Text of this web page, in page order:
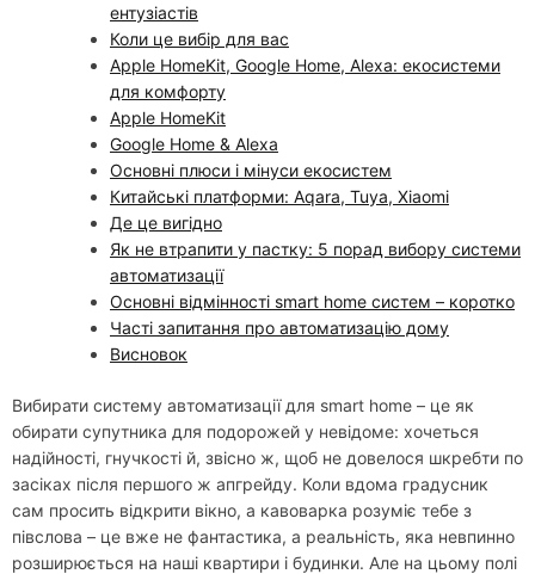
ентузіастів
Коли це вибір для вас
Apple HomeKit, Google Home, Alexa: екосистеми
для комфорту
Apple HomeKit
Google Home & Alexa
Основні плюси і мінуси екосистем
Китайські платформи: Aqara, Tuya, Xiaomi
Де це вигідно
Як не втрапити у пастку: 5 порад вибору системи
автоматизації
Основні відмінності smart home систем – коротко
Часті запитання про автоматизацію дому
Висновок
Вибирати систему автоматизації для smart home – це як
обирати супутника для подорожей у невідоме: хочеться
надійності, гнучкості й, звісно ж, щоб не довелося шкребти по
засіках після першого ж апгрейду. Коли вдома градусник
сам просить відкрити вікно, а кавоварка розуміє тебе з
півслова – це вже не фантастика, а реальність, яка невпинно
розширюється на наші квартири і будинки. Але на цьому полі